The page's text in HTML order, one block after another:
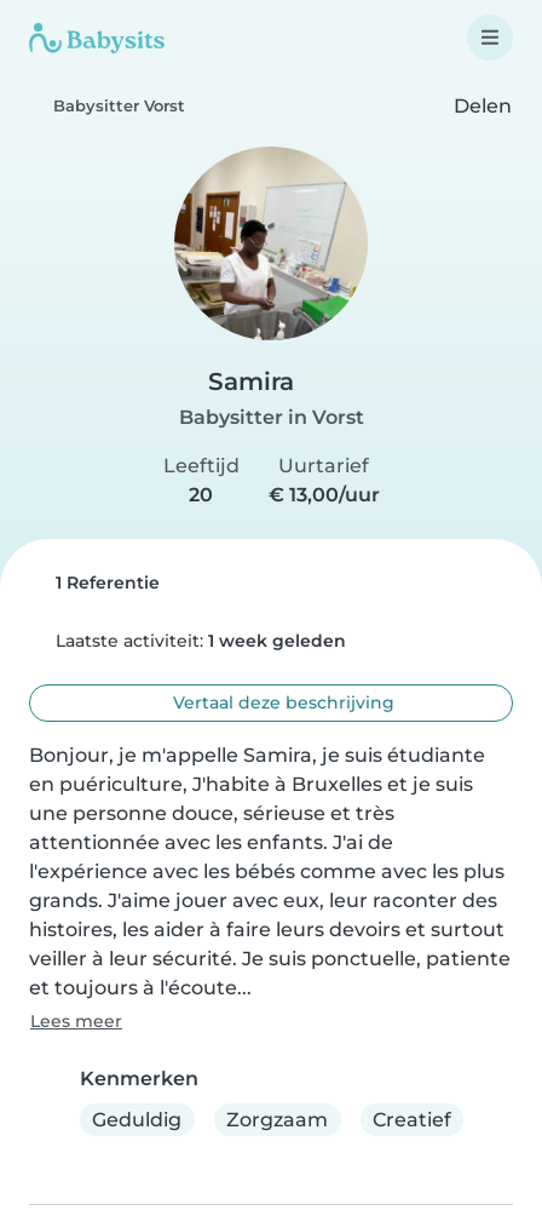
Babysitter Vorst Delen
Samira
Babysitter in Vorst
Leeftijd
20
Uurtarief
€ 13,00/uur
1 Referentie
Laatste activiteit: 1 week geleden
Vertaal deze beschrijving
Bonjour, je m'appelle Samira, je suis étudiante
en puériculture, J'habite à Bruxelles et je suis
une personne douce, sérieuse et très
attentionnée avec les enfants. J'ai de
l'expérience avec les bébés comme avec les plus
grands. J'aime jouer avec eux, leur raconter des
histoires, les aider à faire leurs devoirs et surtout
veiller à leur sécurité. Je suis ponctuelle, patiente
et toujours à l'écoute...
Lees meer
Kenmerken
Geduldig
Zorgzaam Creatief